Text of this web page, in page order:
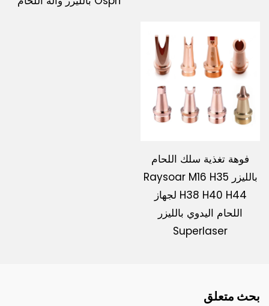
فوهة تغذية سلك اللحام
بالليزر Raysoar M16 H35
H38 H40 H44 لجهاز
اللحام اليدوي بالليزر
Superlaser
بحث متعلق